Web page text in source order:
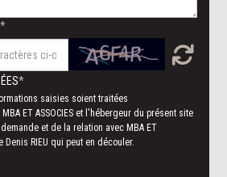
saisies soient traitées
ET ASSOCIES et l'hébergeur du présent site
et de la relation avec MBA ET
Denis RIEU qui peut en découler.